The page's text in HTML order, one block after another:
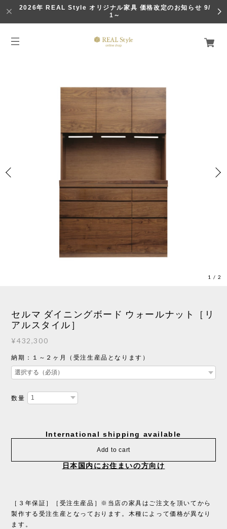
2026年 REAL Style オリジナル家具 価格改定のお知らせ 9/
1～
1 /2
セルマ ダイニングボード ウォールナット［リ
アルスタイル］
¥432,300
納期：１～２ヶ月（受注生産品となります）
数量
International shipping available
Add to cart
日本国内にお住まいの方向け
［３年保証］［受注生産品］※当店の家具はご注文を頂いてから
製作する受注生産となっております。木種によって価格が異なり
ます。